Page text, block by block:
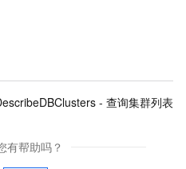
- 查询集群列表
有帮助吗？